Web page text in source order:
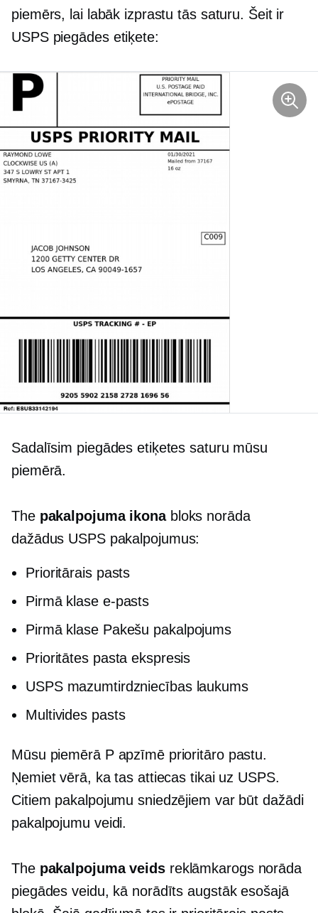
piemērs, lai labāk izprastu tās saturu. Šeit ir
USPS piegādes etiķete:
Sadalīsim piegādes etiķetes saturu mūsu
piemērā.
The pakalpojuma ikonabloks norāda
dažādus USPS pakalpojumus:
Prioritārais pasts
Pirmā klasee-pasts
Pirmā klasePakešu pakalpojums
Prioritātes pasta ekspresis
USPS mazumtirdzniecības laukums
Multivides pasts
Mūsu piemērā P apzīmē prioritāro pastu.
Ņemiet vērā, ka tas attiecas tikai uz USPS.
Citiem pakalpojumu sniedzējiem var būt dažādi
pakalpojumu veidi.
The pakalpojuma veidsreklāmkarogs norāda
piegādes veidu, kā norādīts augstāk esošajā